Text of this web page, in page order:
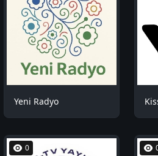
Yeni Radyo
0